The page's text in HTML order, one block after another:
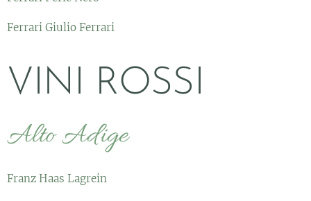
Ferrari Giulio Ferrari
VINI ROSSI
Alto Adige
Franz Haas Lagrein